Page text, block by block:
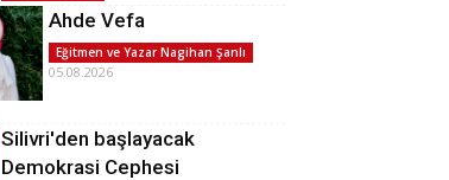
Ahde Vefa
Eğitmen ve Yazar Nagihan Şanlı
05.08.2026
Silivri'den başlayacak
Demokrasi Cephesi